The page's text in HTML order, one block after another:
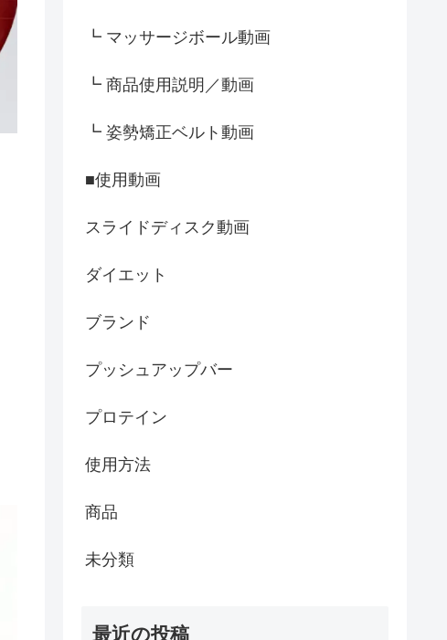
┗ マッサージボール動画
┗ 商品使用説明／動画
┗ 姿勢矯正ベルト動画
■使用動画
スライドディスク動画
ダイエット
ブランド
プッシュアップバー
プロテイン
使用方法
商品
未分類
最近の投稿